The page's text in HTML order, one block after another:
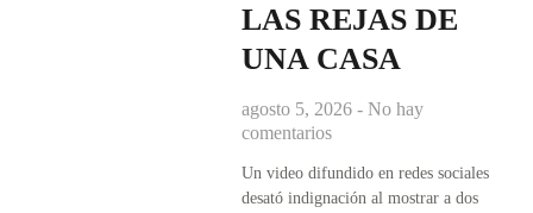
LAS REJAS DE
UNA CASA
agosto 5, 2026 No hay
comentarios
Un video difundido en redes sociales
desató indignación al mostrar a dos